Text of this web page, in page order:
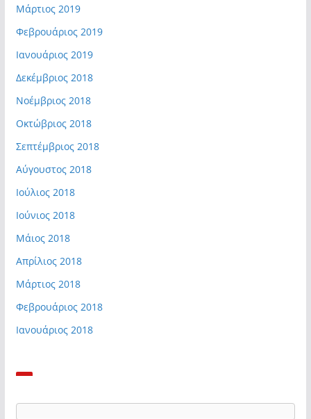
Μάρτιος 2019
Φεβρουάριος 2019
Ιανουάριος 2019
Δεκέμβριος 2018
Νοέμβριος 2018
Οκτώβριος 2018
Σεπτέμβριος 2018
Αύγουστος 2018
Ιούλιος 2018
Ιούνιος 2018
Μάιος 2018
Απρίλιος 2018
Μάρτιος 2018
Φεβρουάριος 2018
Ιανουάριος 2018